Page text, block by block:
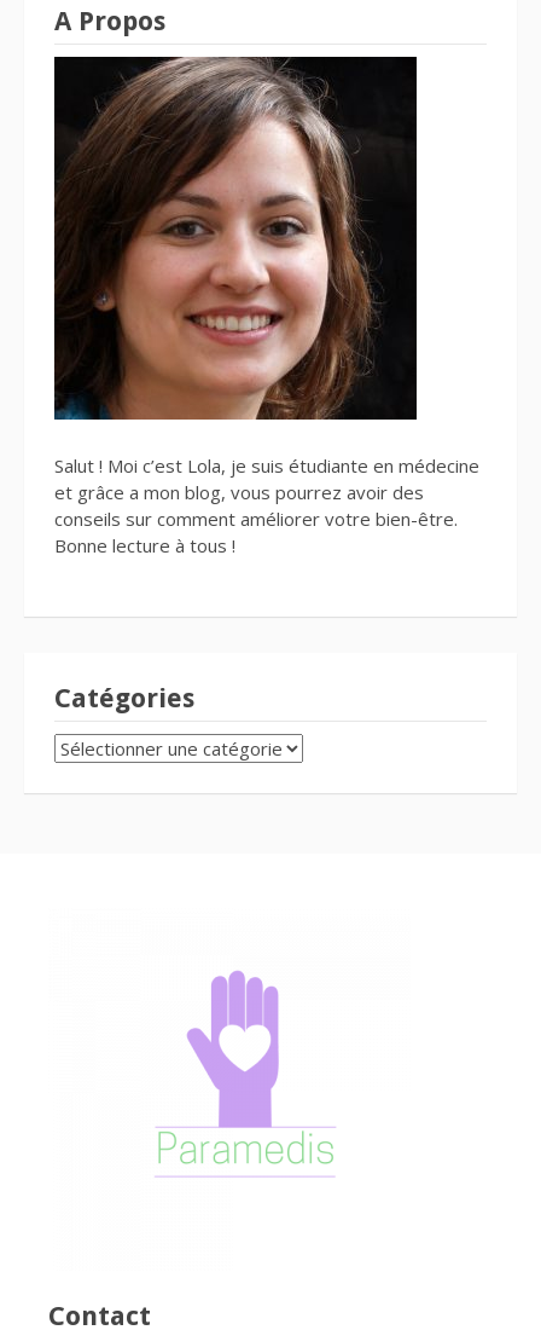
A Propos
Salut ! Moi c’est Lola, je suis étudiante en médecine
et grâce a mon blog, vous pourrez avoir des
conseils sur comment améliorer votre bien-être.
Bonne lecture à tous !
Catégories
CATÉGORIES
Contact